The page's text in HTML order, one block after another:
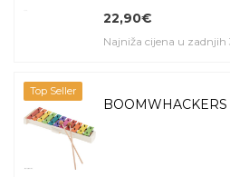
22,90€
Najniža cijena u
Top Seller